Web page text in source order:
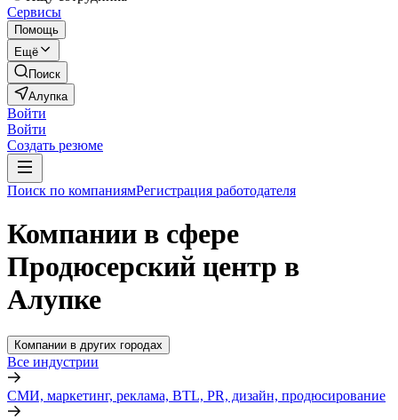
Сервисы
Помощь
Ещё
Поиск
Алупка
Войти
Войти
Создать резюме
Поиск по компаниямРегистрация работодателя
Компании в сфере
Продюсерский центр в
Алупке
Компании в других городах
Все индустрии
СМИ, маркетинг, реклама, BTL, PR, дизайн, продюсирование